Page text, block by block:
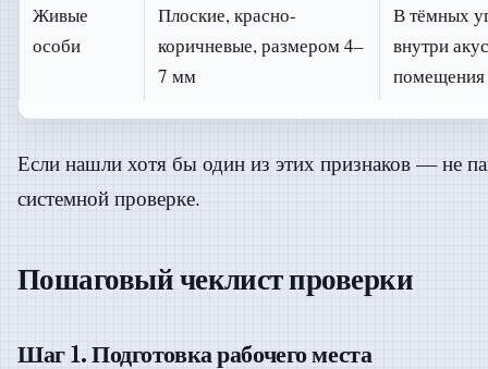
Живые
особи
Плоские, красно-
коричневые, размером 4–
7 мм
В тёмных
внутри
помещения
Если нашли хотя бы один из этих признаков — не
системной проверке.
Пошаговый чеклист проверки
Шаг 1. Подготовка рабочего места